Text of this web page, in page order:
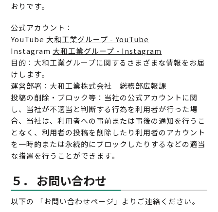
おりです。
公式アカウント：
YouTube 大和工業グループ - YouTube
Instagram 大和工業グループ - Instagram
目的：大和工業グループに関するさまざまな情報をお届
けします。
運営部署：大和工業株式会社 総務部広報課
投稿の削除・ブロック等：当社の公式アカウントに関
し、当社が不適当と判断する行為を利用者が行った場
合、当社は、利用者への事前または事後の通知を行うこ
となく、利用者の投稿を削除したり利用者のアカウント
を一時的または永続的にブロックしたりするなどの適当
な措置を行うことができます。
５． お問い合わせ
以下の 「お問い合わせページ」よりご連絡ください。